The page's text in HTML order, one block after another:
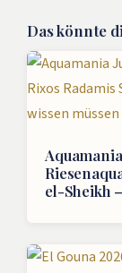
Das könnte
el-Sheikh